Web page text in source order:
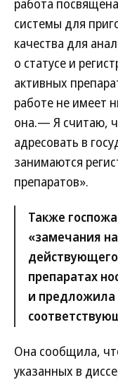
работа
системы для
качества для
о статусе и
активных
работе не имеет
она.— Я считаю,
адресовать в
занимаются
препаратов».
Также
«замечания
препаратах
и предложила
Она сообщила,
указанных в